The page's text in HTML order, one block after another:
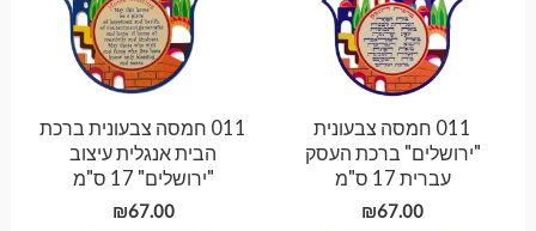
011 חמסה צבעונית
"ירושלים" ברכת העסק
עברית 17 ס"מ
₪67.00
011 חמסה צבעונית ברכת
הבית אנגלית עיצוב
"ירושלים" 17 ס"מ
₪67.00